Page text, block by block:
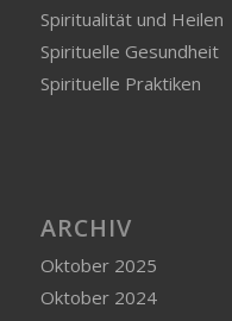
Spiritualität und Heilen
Spirituelle Gesundheit
Spirituelle Praktiken
ARCHIV
Oktober 2025
Oktober 2024